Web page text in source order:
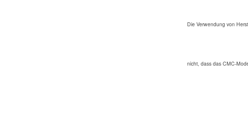
Die Verwendung von
nicht, dass das CMC-